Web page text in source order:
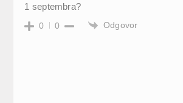
1 septembra?
0 0 Odgovor